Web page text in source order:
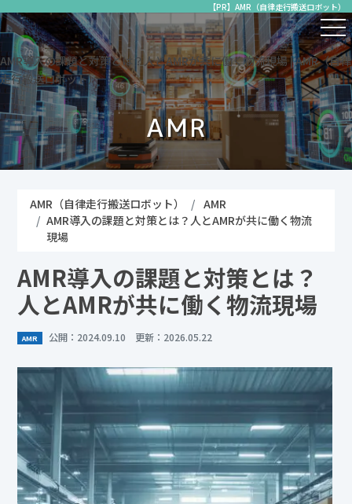
【PR】AMR（自律走行搬送ロボット）
AMR導入の課題と対策とは？人とAMRが共に働く物流現場 | AMR（自律
走行搬送ロボット）
AMR
AMR（自律走行搬送ロボット）
AMR
AMR導入の課題と対策とは？人とAMRが共に働く物流
現場
AMR導入の課題と対策とは？
人とAMRが共に働く物流現場
AMR 公開：2024.09.10 更新：2026.05.22